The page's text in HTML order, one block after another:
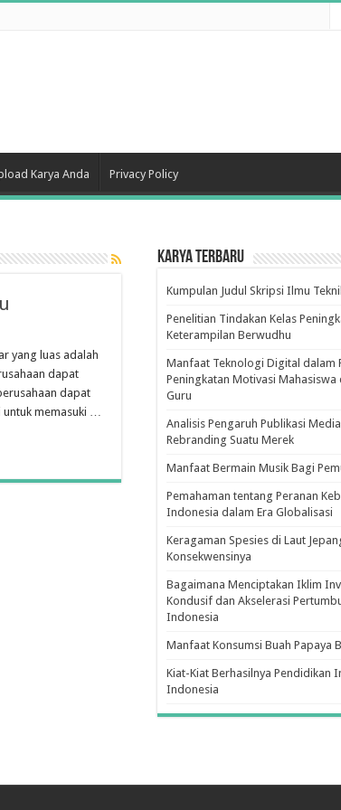
Karya Anda Privacy Policy
yang luas adalah
dapat
dapat
untuk memasuki …
Karya Terbaru
Kumpulan Judul Skripsi Ilmu
Penelitian Tindakan Kelas
Keterampilan Berwudhu
Manfaat Teknologi Digital dalam
Peningkatan Motivasi Mahasiswa
Guru
Analisis Pengaruh Publikasi
Rebranding Suatu Merek
Manfaat Bermain Musik Bagi
Pemahaman tentang Peranan
Indonesia dalam Era Globalisasi
Keragaman Spesies di Laut
Konsekwensinya
Bagaimana Menciptakan Iklim
Kondusif dan Akselerasi
Indonesia
Manfaat Konsumsi Buah Papaya
Kiat-Kiat Berhasilnya Pendidikan
Indonesia